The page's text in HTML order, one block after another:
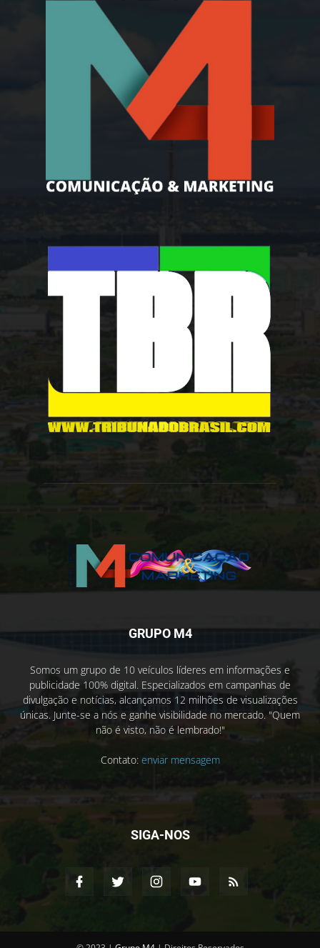
GRUPO M4
Somos um grupo de 10 veículos líderes em informações e
publicidade 100% digital. Especializados em campanhas de
divulgação e notícias, alcançamos 12 milhões de visualizações
únicas. Junte-se a nós e ganhe visibilidade no mercado. "Quem
não é visto, não é lembrado!"
Contato: enviar mensagem
SIGA-NOS